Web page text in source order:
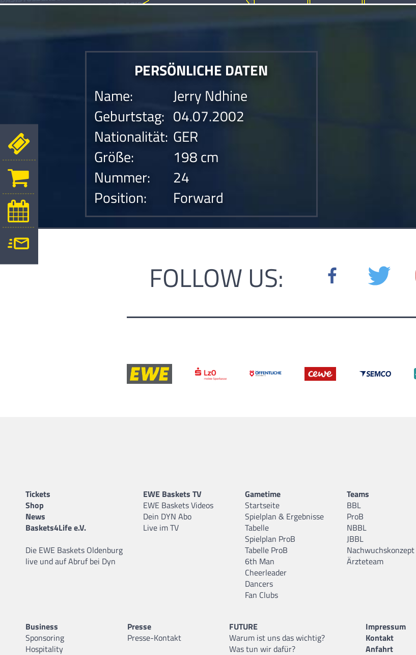
PERSÖNLICHE DATEN
Name:
Jerry Ndhine
Geburtstag: 04.07.2002
Nationalität: GER
Größe:
198 cm
Nummer:
24
Position:
Forward
FOLLOW US:
Tickets
Shop
News
Baskets4Life e.V.
Die EWE Baskets Oldenburg
live und auf Abruf bei Dyn
EWE Baskets TV
EWE Baskets Videos
Dein DYN Abo
Live im TV
Gametime
Startseite
Spielplan & Ergebnisse
Tabelle
Spielplan ProB
Tabelle ProB
6th Man
Cheerleader
Dancers
Fan Clubs
Teams
BBL
ProB
NBBL
JBBL
Nachwuchskonzept
Ärzteteam
Business
Sponsoring
Hospitality
Presse
Presse-Kontakt
FUTURE
Warum ist uns das wichtig?
Was tun wir dafür?
Impressum
Kontakt
Anfahrt